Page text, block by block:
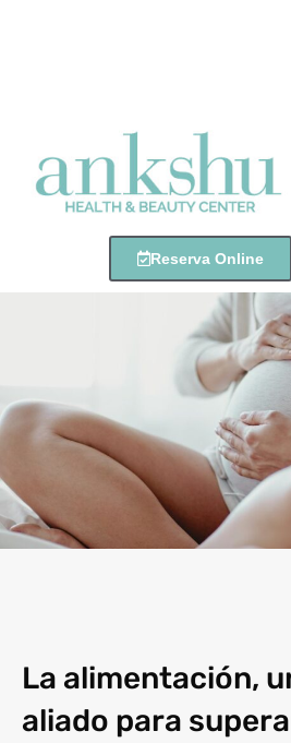
Reserva Online
La alimentación,
aliado para